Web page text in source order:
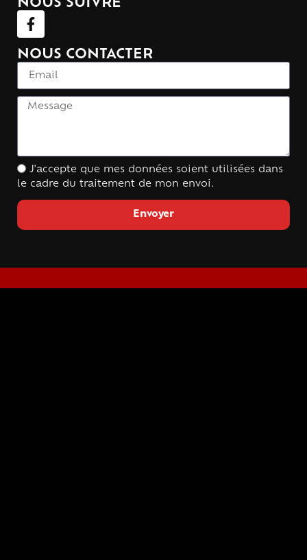
NOUS SUIVRE
NOUS CONTACTER
J'accepte que mes données soient utilisées dans
le cadre du traitement de mon envoi.
Envoyer